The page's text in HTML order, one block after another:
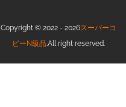
Copyright © 2022 - 2026スーパーコ
ピーN級品.All right reserved.